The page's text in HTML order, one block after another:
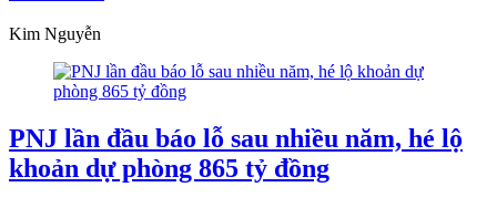
Kim Nguyễn
PNJ lần đầu báo lỗ sau nhiều năm, hé lộ
khoản dự phòng 865 tỷ đồng